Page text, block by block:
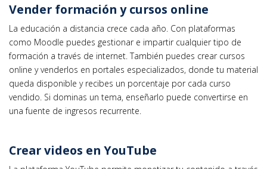
Vender formación y cursos online
La educación a distancia crece cada año. Con plataformas
como Moodle puedes gestionar e impartir cualquier tipo de
formación a través de internet. También puedes crear cursos
online y venderlos en portales especializados, donde tu material
queda disponible y recibes un porcentaje por cada curso
vendido. Si dominas un tema, enseñarlo puede convertirse en
una fuente de ingresos recurrente.
Crear videos en YouTube